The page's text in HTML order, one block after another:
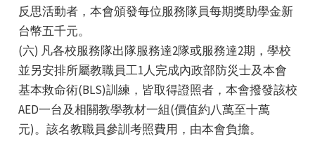
反思活動者，本會頒發每位服務隊員每期獎助學金新
台幣五千元。
(六) 凡各校服務隊出隊服務達2隊或服務達2期，學校
並另安排所屬教職員工1人完成內政部防災士及本會
基本救命術(BLS)訓練，皆取得證照者，本會撥發該校
AED一台及相關教學教材一組(價值約八萬至十萬
元)。該名教職員參訓考照費用，由本會負擔。